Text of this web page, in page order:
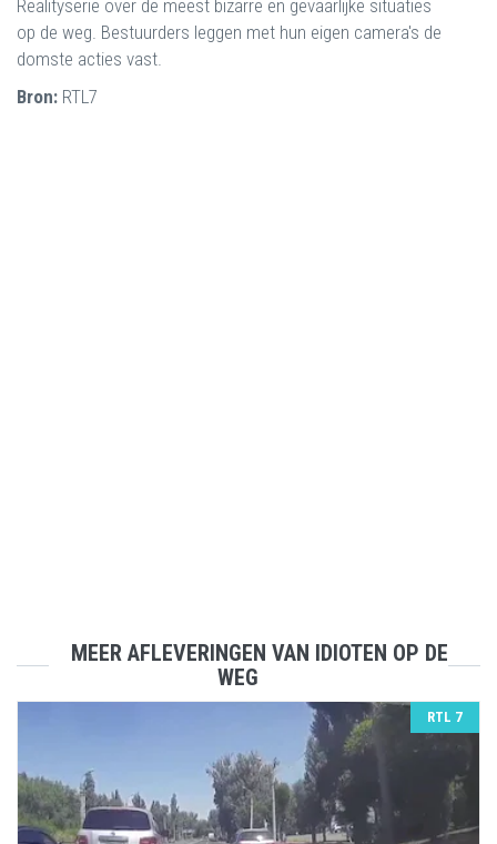
Realityserie over de meest bizarre en gevaarlijke situaties
op de weg. Bestuurders leggen met hun eigen camera's de
domste acties vast.
Bron: RTL7
MEER AFLEVERINGEN VAN IDIOTEN OP DE
WEG
RTL 7